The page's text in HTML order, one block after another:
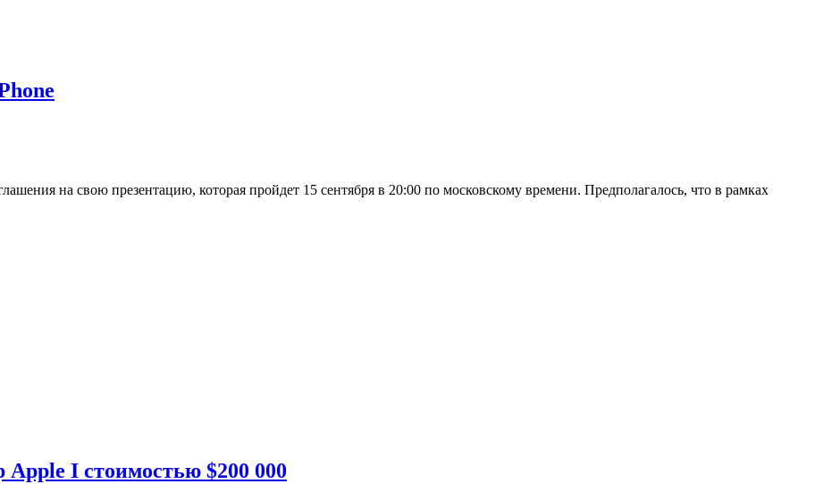
на свою презентацию, которая пройдет 15 сентября в 20:00 по московскому времени. Предполагалось, что в рамках
I стоимостью $200 000